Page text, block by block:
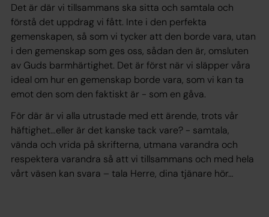
Det är där vi tillsammans ska sitta och samtala och
förstå det uppdrag vi fått. Inte i den perfekta
gemenskapen, så som vi tycker att den borde vara, utan
i den gemenskap som ges oss, sådan den är, omsluten
av Guds barmhärtighet. Det är först när vi släpper våra
ideal om hur en gemenskap borde vara, som vi kan ta
emot den som den faktiskt är - som en gåva.
För där är vi alla utrustade med ett ärende, trots vår
häftighet…eller är det kanske tack vare? - samtala,
vända och vrida på skrifterna, utmana varandra och
respektera varandra så att vi tillsammans och med hela
vårt väsen kan svara – tala Herre, dina tjänare hör…